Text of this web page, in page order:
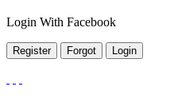
Login With Facebook